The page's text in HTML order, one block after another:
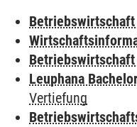
Leuphana
Vertiefung